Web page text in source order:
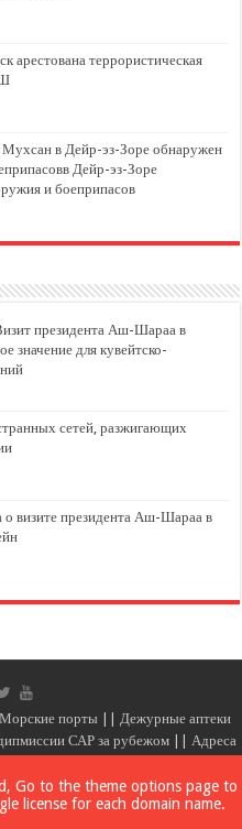
арестована террористическая
в Дейр-эз-Зоре обнаружен
Дейр-эз-Зоре
и боеприпасов
президента Аш-Шараа в
значение для кувейтско-
сетей, разжигающих
о визите президента Аш-Шараа в
Морские порты
Дежурные аптеки
САР за рубежом
Адреса
с нами
агентство САНА© 2026
Go to the theme options page to
license for each domain name.